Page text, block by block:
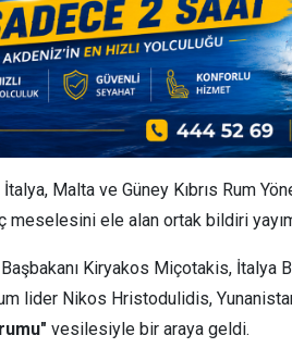
İtalya, Malta ve Güney Kıbrıs Rum
meselesini ele alan ortak bildiri
Kiryakos Miçotakis, İtalya
lider Nikos Hristodulidis,
vesilesiyle bir araya geldi.